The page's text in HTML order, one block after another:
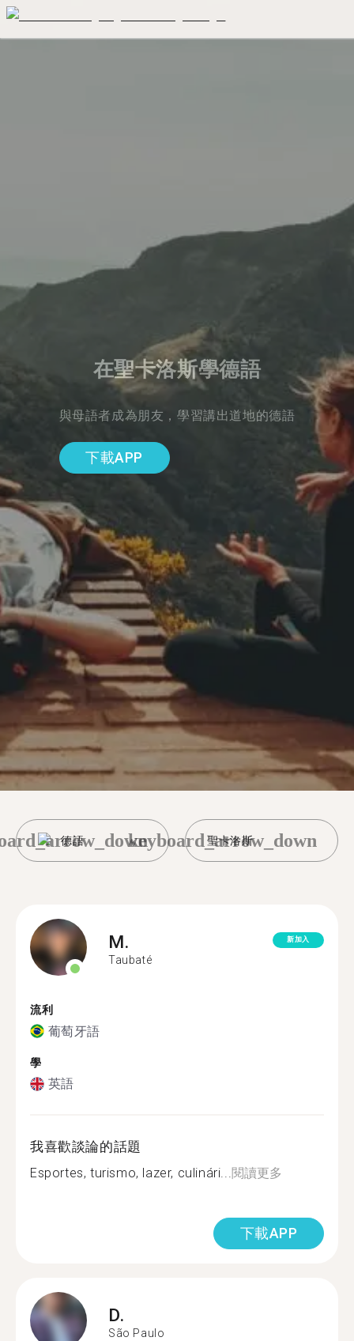
在聖卡洛斯學德語
與母語者成為朋友，學習講出道地的德語
下載APP
德語 聖卡洛斯
keyboard_arrow_down
M.
Taubaté
新加入
流利
葡萄牙語
學
英語
我喜歡談論的話題
Esportes, turismo, lazer, culinári...閱讀更多
下載APP
D.
São Paulo